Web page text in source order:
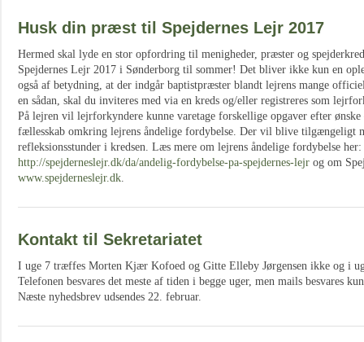
Husk din præst til Spejdernes Lejr 2017
Hermed skal lyde en stor opfordring til menigheder, præster og
Spejdernes Lejr 2017 i Sønderborg til sommer! Det bliver ikke kun en
også af betydning, at der indgår baptistpræster blandt lejrens mange
en sådan, skal du inviteres med via en kreds og/eller registreres som
På lejren vil lejrforkyndere kunne varetage forskellige opgaver efter ønske
fællesskab omkring lejrens åndelige fordybelse. Der vil blive tilgængeligt
refleksionsstunder i kredsen. Læs mere om lejrens åndelige fordybelse her:
http://spejderneslejr.dk/da/andelig-fordybelse-pa-spejdernes-lejr og om
www.spejderneslejr.dk.
Kontakt til Sekretariatet
I uge 7 træffes Morten Kjær Kofoed og Gitte Elleby Jørgensen ikke og i
Telefonen besvares det meste af tiden i begge uger, men mails besvares
Næste nyhedsbrev udsendes 22. februar.